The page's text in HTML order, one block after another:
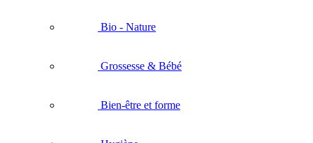
Bio - Nature
Grossesse & Bébé
Bien-être et forme